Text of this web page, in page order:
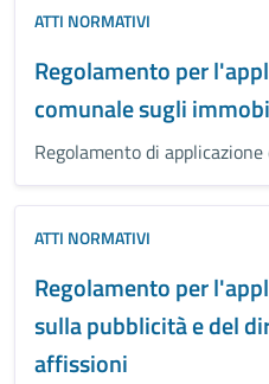
ATTI NORMATIVI
Regolamento per
comunale sugli
Regolamento di applicazione
ATTI NORMATIVI
Regolamento per
sulla pubblicità e del
affissioni